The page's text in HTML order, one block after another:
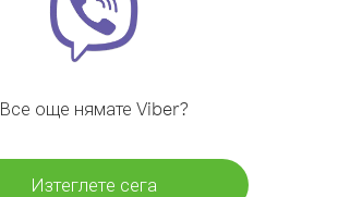
Все още нямате Viber?
Изтеглете сега